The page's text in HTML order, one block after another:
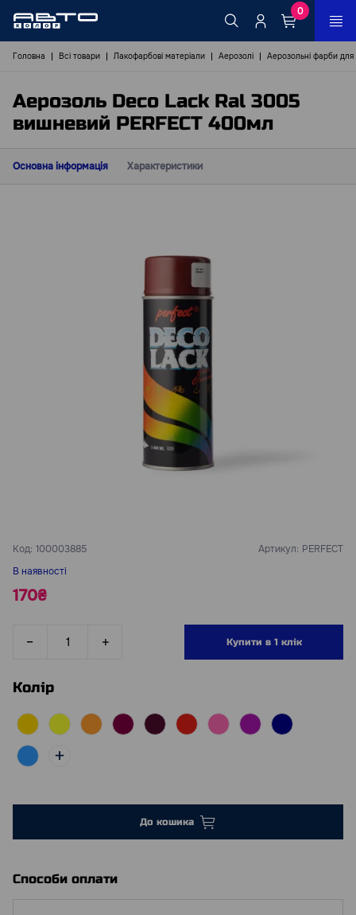
0
Головна Всі товари Лакофарбові матеріали Аерозолі Аерозольні фарби для
Аерозоль Deco Lack Ral 3005
вишневий PERFECT 400мл
Основна інформація Характеристики
Код: 100003885 Артикул: PERFECT
В наявності
170₴
Купити в 1 клік
Колір
До кошика
Способи оплати